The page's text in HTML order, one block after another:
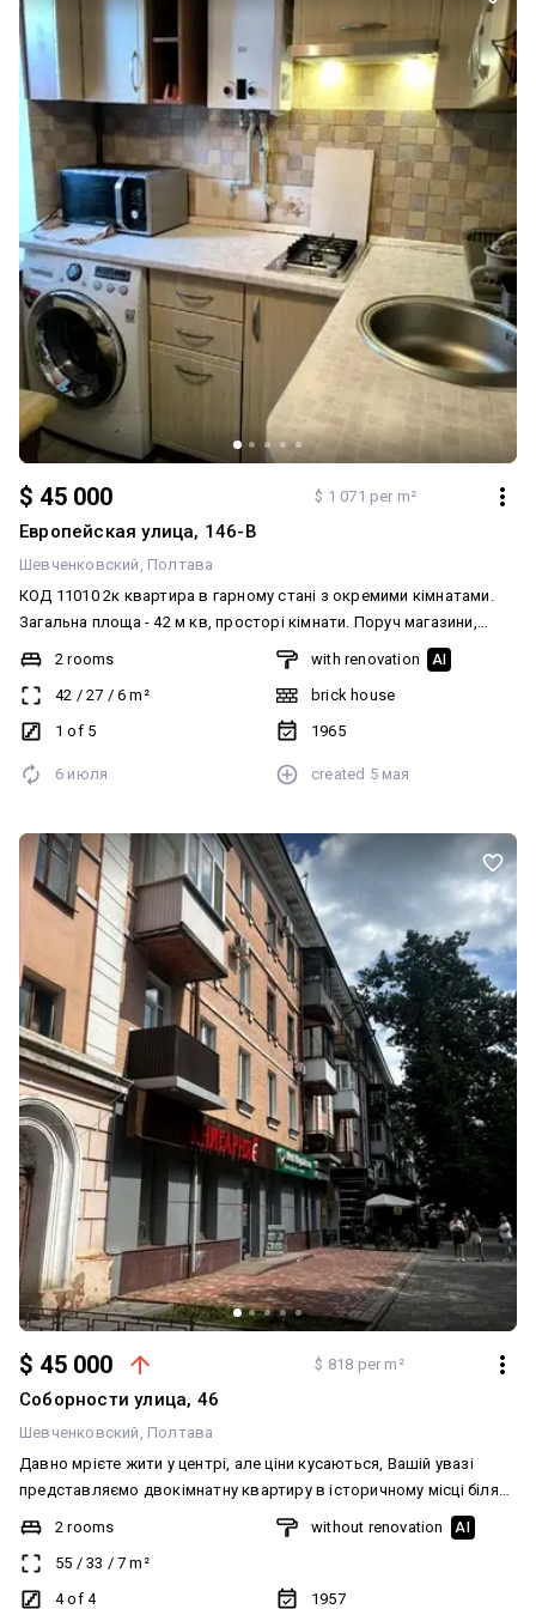
$ 45 000 $ 1 071 per m²
Европейская улица, 146-В
Шевченковский Полтава
КОД 11010 2к квартира в гарному стані з окремими кімнатами.
Загальна площа - 42 м кв, просторі кімнати. Поруч магазини,
супермаркет, зупинка громадського транспорту.
2 rooms
42 / 27 / 6 m²
1 of 5
with renovation AI
brick house
1965
6 июля created 5 мая
$ 45 000 $ 818 per m²
Соборности улица, 46
Шевченковский Полтава
Давно мрієте жити у центрі, але ціни кусаються, Вашій увазі
представляємо двокімнатну квартиру в історичному місці біля
Облдержадміністрації. Основні характеристики: - Загальна
площа: 55 м2 забезпечує простір для комфортного проживання.
- Жилий стан дозволяє жити та робити ремонт, втілювати свої
бажання та дизайнерські фантазії. - Площа кухні: 7 м2, ідеально
2 rooms
55 / 33 / 7 m²
4 of 4
without renovation AI
1957